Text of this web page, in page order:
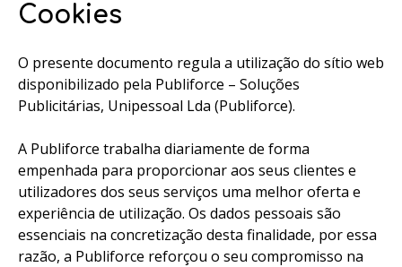
Cookies
O presente documento regula a utilização do sítio web
disponibilizado pela Publiforce – Soluções
Publicitárias, Unipessoal Lda (Publiforce).
A Publiforce trabalha diariamente de forma
empenhada para proporcionar aos seus clientes e
utilizadores dos seus serviços uma melhor oferta e
experiência de utilização. Os dados pessoais são
essenciais na concretização desta finalidade, por essa
razão, a Publiforce reforçou o seu compromisso na